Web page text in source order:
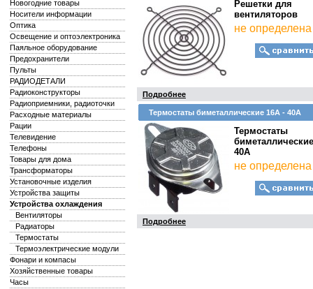
Новогодние товары
Носители информации
Оптика
Освещение и оптоэлектроника
Паяльное оборудование
Предохранители
Пульты
РАДИОДЕТАЛИ
Радиоконструкторы
Радиоприемники, радиоточки
Расходные материалы
Рации
Телевидение
Телефоны
Товары для дома
Трансформаторы
Установочные изделия
Устройства защиты
Устройства охлаждения
Вентиляторы
Радиаторы
Термостаты
Термоэлектрические модули
Фонари и компасы
Хозяйственные товары
Часы
Решетки для
вентиляторов
не определена
Подробнее
Термостаты биметаллические 16A - 40A
Термостаты
40A
не определена
Подробнее